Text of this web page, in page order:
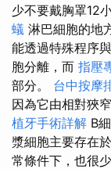
少不要戴胸罩12
蟻 淋巴細胞的地
能透過特殊程序與
胞分離，而 指壓
部分。 台中按摩
因為它由相對狹
植牙手術詳解 B
漿細胞主要存在
常條件下，也很